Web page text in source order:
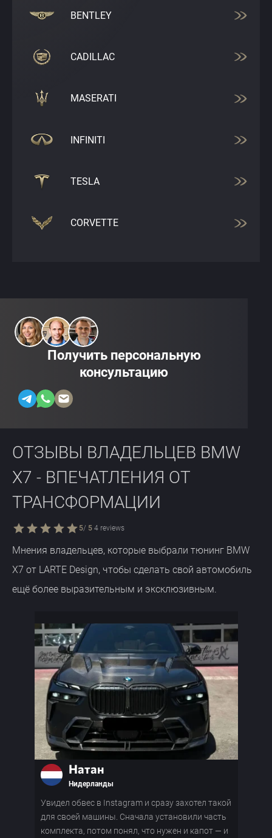
BENTLEY
CADILLAC
MASERATI
INFINITI
TESLA
CORVETTE
Получить персональную
консультацию
ОТЗЫВЫ ВЛАДЕЛЬЦЕВ BMW
X7 - ВПЕЧАТЛЕНИЯ ОТ
ТРАНСФОРМАЦИИ
5/ 5 4 reviews
Мнения владельцев, которые выбрали тюнинг BMW
X7 от LARTE Design, чтобы сделать свой автомобиль
ещё более выразительным и эксклюзивным.
Натан
Нидерланды
Увидел обвес в Instagram и сразу захотел такой
для своей машины. Сначала установили часть
комплекта, потом понял, что нужен и капот — и